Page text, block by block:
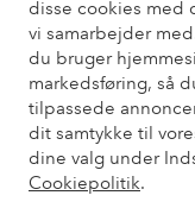
disse cookies med
vi samarbejder
du bruger
markedsføring, så
tilpassede
dit samtykke til
dine valg under
Cookiepolitik.
Sikre
Vil du vide
elpy